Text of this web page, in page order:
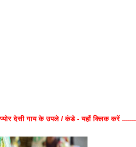
प्योर देसी गाय के उपले / कंडे - यहाँ क्लिक करें .......